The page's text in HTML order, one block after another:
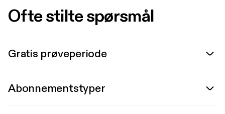
Ofte stilte spørsmål
Gratis prøveperiode
Abonnementstyper